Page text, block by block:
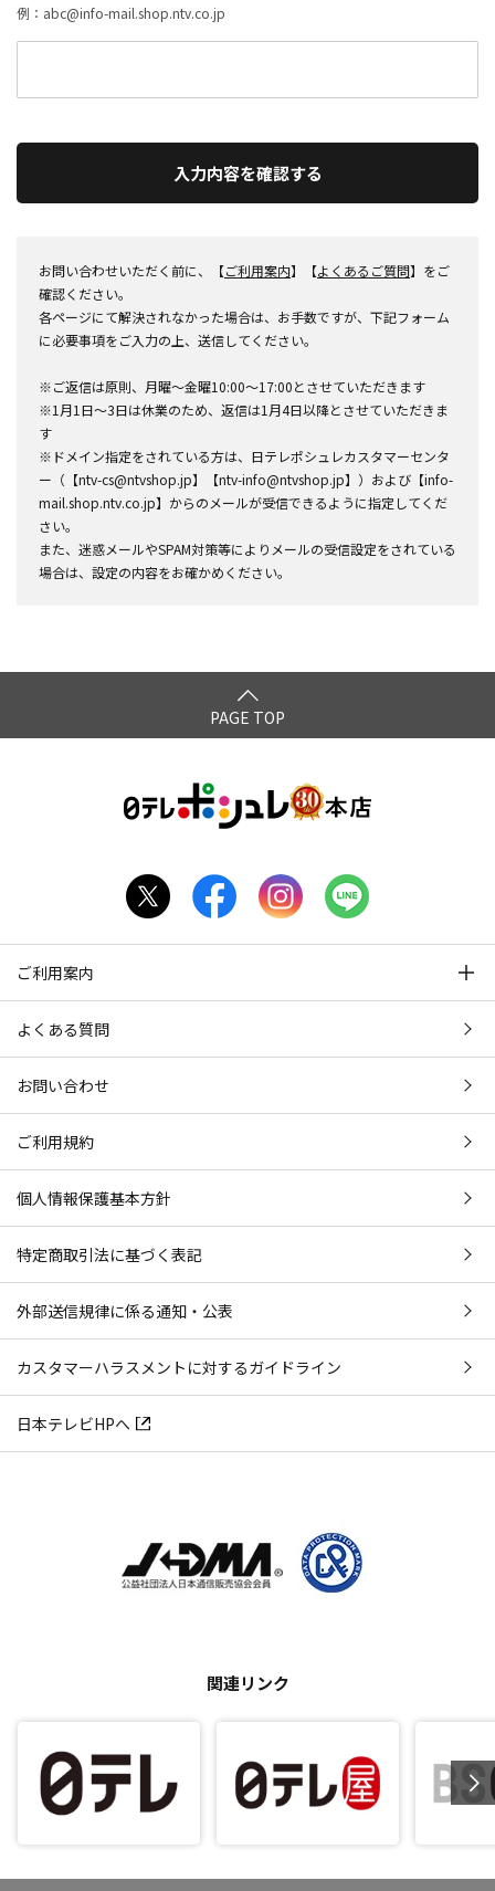
例：abc@info-mail.shop.ntv.co.jp
入力内容を確認する
お問い合わせいただく前に、【ご利用案内】【よくあるご質問】をご
確認ください。
各ページにて解決されなかった場合は、お手数ですが、下記フォーム
に必要事項をご入力の上、送信してください。
※ご返信は原則、月曜～金曜10:00～17:00とさせていただきます
※1月1日～3日は休業のため、返信は1月4日以降とさせていただきま
す
※ドメイン指定をされている方は、日テレポシュレカスタマーセンタ
ー（【ntv-cs@ntvshop.jp】【ntv-info@ntvshop.jp】）および【info-
mail.shop.ntv.co.jp】からのメールが受信できるように指定してくだ
さい。
また、迷惑メールやSPAM対策等によりメールの受信設定をされている
場合は、設定の内容をお確かめください。
PAGE TOP
ご利用案内
よくある質問
お問い合わせ
ご利用規約
個人情報保護基本方針
特定商取引法に基づく表記
外部送信規律に係る通知・公表
カスタマーハラスメントに対するガイドライン
日本テレビHPへ
関連リンク